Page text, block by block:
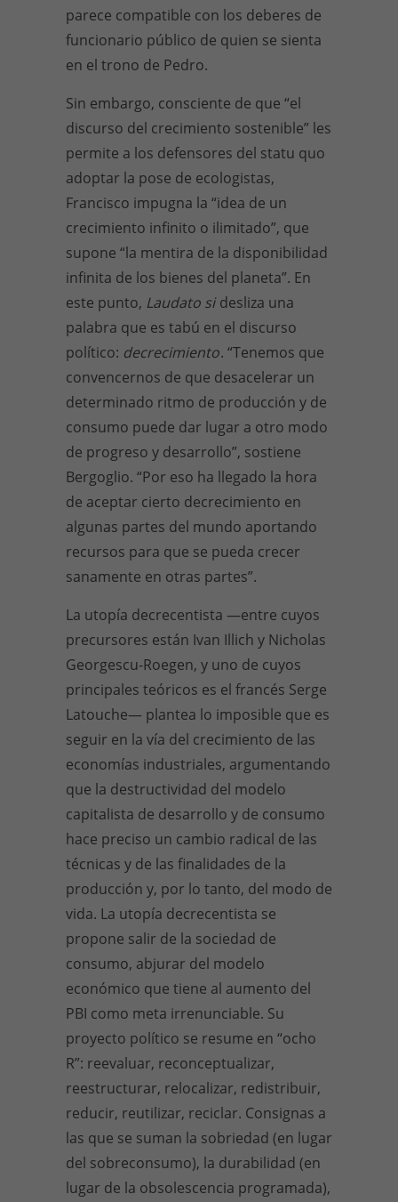
parece compatible con los deberes de
funcionario público de quien se sienta
en el trono de Pedro.
Sin embargo, consciente de que “el
discurso del creci­miento sostenible” les
permite a los defensores del statu quo
adoptar la pose de ecologistas,
Francisco impugna la “idea de un
crecimiento infinito o ilimitado”, que
supone “la mentira de la disponibilidad
infinita de los bienes del planeta”. En
este punto, Laudato sidesliza una
palabra que es tabú en el discurso
político: decrecimiento. “Tenemos que
conven­cernos de que desacelerar un
determinado ritmo de producción y de
consumo puede dar lugar a otro modo
de progreso y desarrollo”, sostiene
Bergoglio. “Por eso ha llegado la hora
de aceptar cierto decrecimiento en
algunas partes del mundo aportando
recursos para que se pueda crecer
sanamente en otras par­tes”.
La utopía decrecentista —entre cuyos
precursores están Ivan Illich y Nicholas
Georgescu-Roegen, y uno de cuyos
principales teóricos es el francés Serge
Latouche— plantea lo imposible que es
seguir en la vía del crecimiento de las
economías industriales, argumentando
que la destructividad del modelo
capitalista de desarrollo y de consumo
hace preciso un cambio radical de las
técnicas y de las finalidades de la
producción y, por lo tanto, del modo de
vida. La utopía decrecentista se
propone salir de la sociedad de
consumo, abjurar del modelo
económico que tiene al aumento del
PBI como meta irrenunciable. Su
proyecto político se resume en “ocho
R”: reevaluar, reconceptualizar,
reestructurar, relocalizar, redistribuir,
reducir, reutilizar, reciclar. Consignas a
las que se suman la sobriedad (en lugar
del sobreconsumo), la durabilidad (en
lugar de la obsolescencia programada),